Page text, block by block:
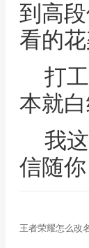
到高
看的花
打
本就
我
信随
王者荣耀怎么改